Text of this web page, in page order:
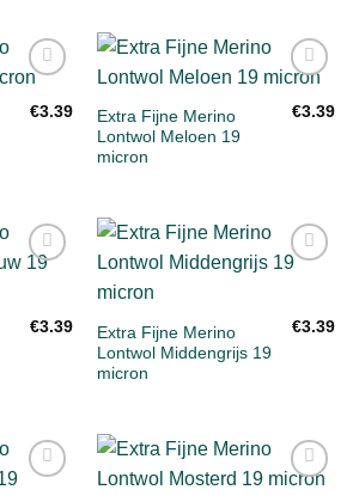
aan€3.39
aan
Extra Fijne Merino
Lontwol Meloen 19
micron
€3.39
€3.39
Extra Fijne Merino
Lontwol Middengrijs 19
micron
€3.39